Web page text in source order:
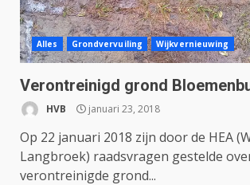
Alles Grondvervuiling Wijkvernieuwing
Verontreinigd grond
HVB januari 23, 2018
Op 22 januari 2018 zijn door de HEA
Langbroek) raadsvragen gestelde
verontreinigde grond...